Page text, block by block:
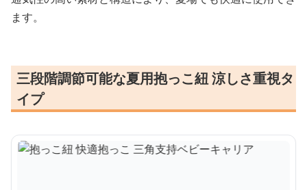
ます。
三段階調節可能な夏用抱っこ紐 涼しさ重視タ
イプ